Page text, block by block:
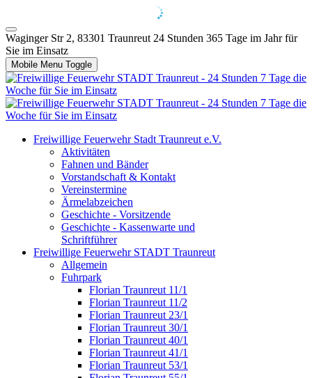
Waginger Str 2, 83301 Traunreut 24 Stunden 365 Tage im Jahr für
Sie im Einsatz
Mobile Menu Toggle
Freiwillige Feuerwehr Stadt Traunreut e.V.
Aktivitäten
Fahnen und Bänder
Vorstandschaft & Kontakt
Vereinstermine
Ärmelabzeichen
Geschichte - Vorsitzende
Geschichte - Kassenwarte und
Schriftführer
Freiwillige Feuerwehr STADT Traunreut
Allgemein
Fuhrpark
Florian Traunreut 11/1
Florian Traunreut 11/2
Florian Traunreut 23/1
Florian Traunreut 30/1
Florian Traunreut 40/1
Florian Traunreut 41/1
Florian Traunreut 53/1